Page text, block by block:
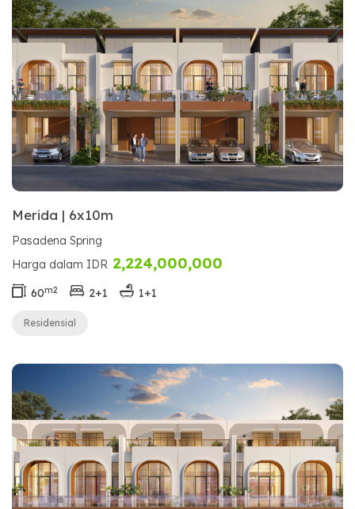
Merida | 6x10m
Pasadena Spring
Harga dalam IDR 2,224,000,000
60m2 2+1 1+1
Residensial